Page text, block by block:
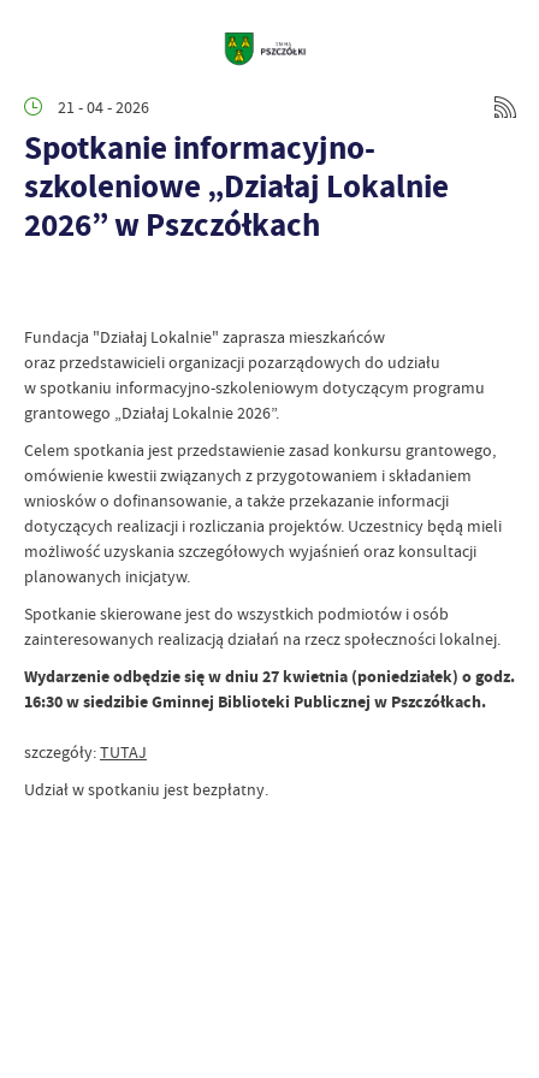
21 - 04 - 2026
Spotkanie informacyjno-
szkoleniowe „Działaj Lokalnie
2026” w Pszczółkach
Fundacja "Działaj Lokalnie" zaprasza mieszkańców
oraz przedstawicieli organizacji pozarządowych do udziału
w spotkaniu informacyjno-szkoleniowym dotyczącym programu
grantowego „Działaj Lokalnie 2026”.
Celem spotkania jest przedstawienie zasad konkursu grantowego,
omówienie kwestii związanych z przygotowaniem i składaniem
wniosków o dofinansowanie, a także przekazanie informacji
dotyczących realizacji i rozliczania projektów. Uczestnicy będą mieli
możliwość uzyskania szczegółowych wyjaśnień oraz konsultacji
planowanych inicjatyw.
Spotkanie skierowane jest do wszystkich podmiotów i osób
zainteresowanych realizacją działań na rzecz społeczności lokalnej.
Wydarzenie odbędzie się w dniu 27 kwietnia (poniedziałek) o godz.
16:30 w siedzibie Gminnej Biblioteki Publicznej w Pszczółkach.
szczegóły:TUTAJ
Udział w spotkaniu jest bezpłatny.